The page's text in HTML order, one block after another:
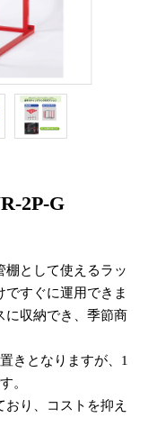
2P-G
棚として使えるラッ
すぐに運用できま
に収納でき、季節商
きとなりますが、1
。
り、コストを抑え